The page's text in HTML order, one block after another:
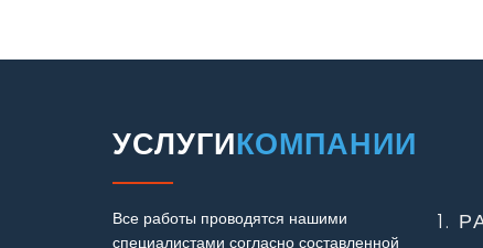
УСЛУГИКОМПАНИИ
Все работы проводятся нашими
специалистами согласно составленной
1.